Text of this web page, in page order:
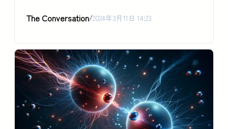
The Conversation/2024年3月11日 14:23